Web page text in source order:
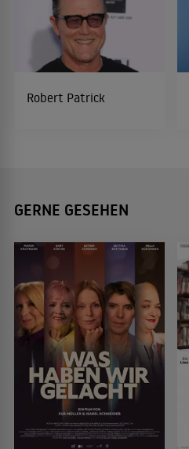
Robert Patrick
GERNE GESEHEN